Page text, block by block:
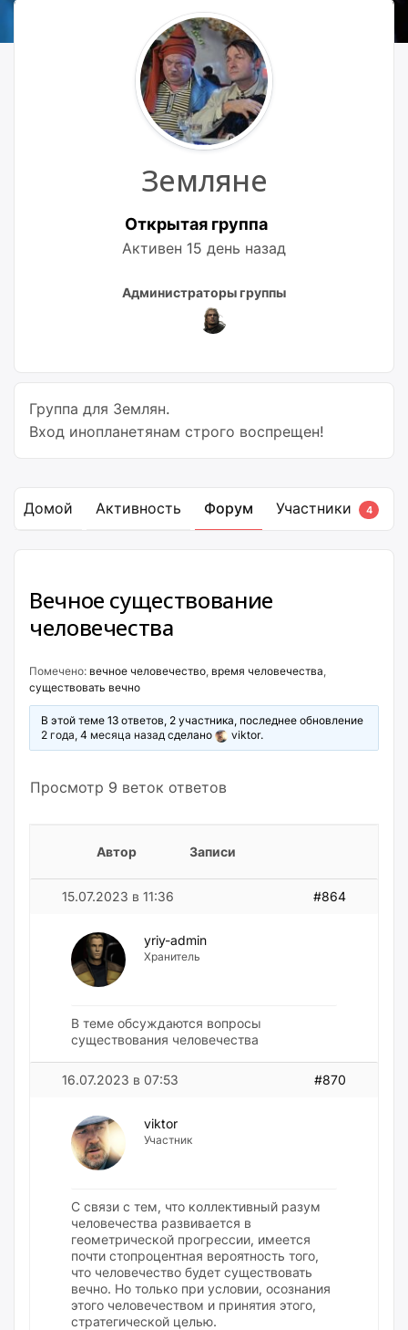
Земляне
Открытая группа
Активен 15 день назад
ЛидерыАдминистраторы группы
Группа для Землян.
Вход инопланетянам строго воспрещен!
Домой Активность Форум Участники 4
Вечное существование
человечества
Помечено: вечное человечество, время человечества,
существовать вечно
В этой теме 13 ответов, 2 участника, последнее обновление
2 года, 4 месяца назадсделано viktor.
Просмотр 9 веток ответов
Автор Записи
15.07.2023 в 11:36 #864
yriy-admin
Хранитель
В теме обсуждаются вопросы
существования человечества
16.07.2023 в 07:53 #870
viktor
Участник
С связи с тем, что коллективный разум
человечества развивается в
геометрической прогрессии, имеется
почти стопроцентная вероятность того,
что человечество будет существовать
вечно. Но только при условии, осознания
этого человечеством и принятия этого,
стратегической целью.